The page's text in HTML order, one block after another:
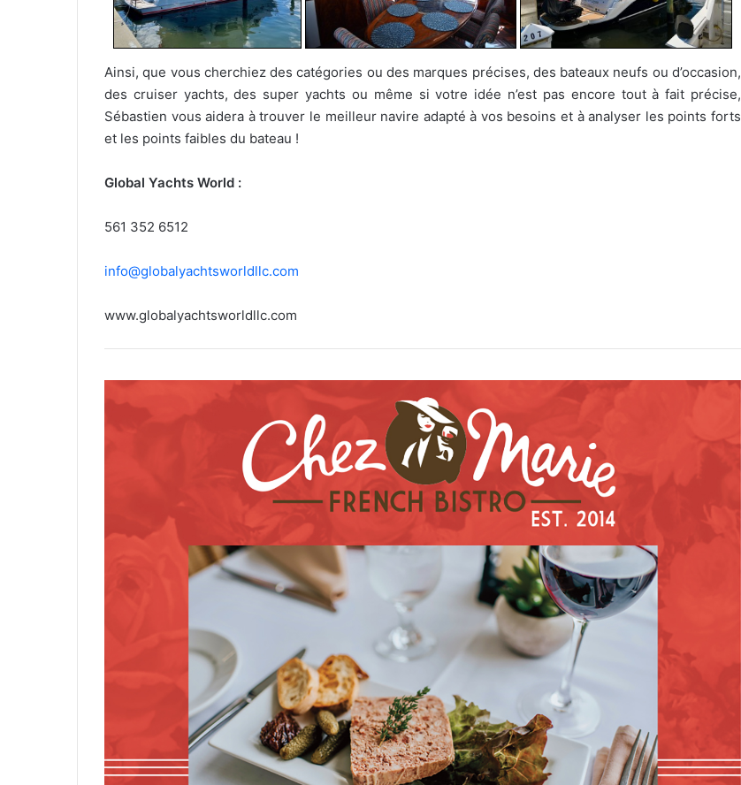
Ainsi, que vous cherchiez des catégories ou des marques précises, des bateaux neufs ou d’occasion,
des cruiser yachts, des super yachts ou même si votre idée n’est pas encore tout à fait précise,
Sébastien vous aidera à trouver le meilleur navire adapté à vos besoins et à analyser les points forts
et les points faibles du bateau !
Global Yachts World :
561 352 6512
info@globalyachtsworldllc.com
www.globalyachtsworldllc.com